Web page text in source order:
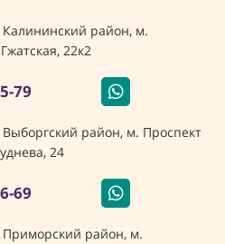
Калининский район, м.
22к2
79
Выборгский район, м. Проспект
24
69
Приморский район, м.